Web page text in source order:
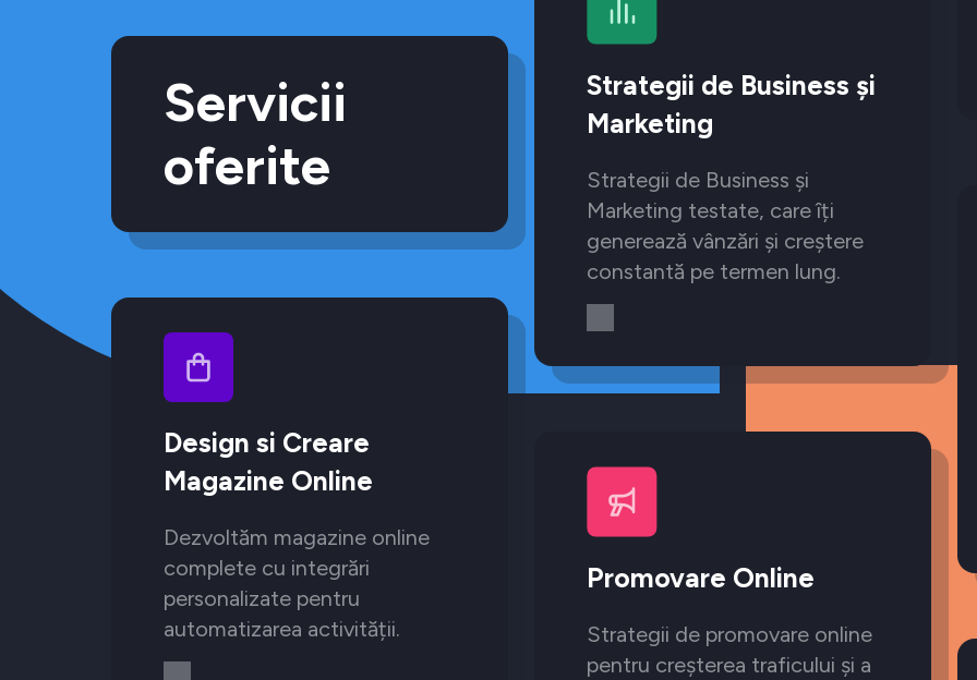
Servicii
oferite
Design si Creare
Magazine Online
Dezvoltăm magazine online
complete cu integrări
personalizate pentru
automatizarea activității.
Strategii de Business și
Marketing
Strategii de Business și
Marketing testate, care îți
generează vânzări și creștere
constantă pe termen lung.
Promovare Online
Strategii de promovare online
pentru creșterea traficului și a